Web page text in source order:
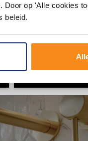
Door op 'Alle cookies
beleid.